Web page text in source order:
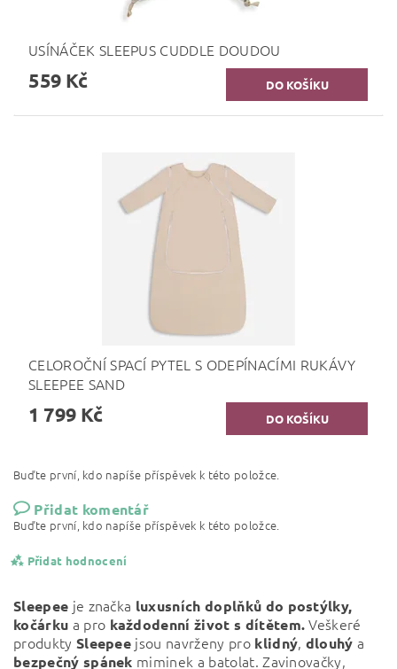
USÍNÁČEK SLEEPUS CUDDLE DOUDOU
559 Kč
CELOROČNÍ SPACÍ PYTEL S ODEPÍNACÍMI RUKÁVY
SLEEPEE SAND
1 799 Kč
Buďte první, kdo napíše příspěvek k této položce.
Přidat komentář
Buďte první, kdo napíše příspěvek k této položce.
Přidat hodnocení
Sleepee je značka luxusních doplňků do postýlky,
kočárku a pro každodenní život s dítětem.Veškeré
produkty Sleepee jsou navrženy pro klidný, dlouhý a
bezpečný spánek miminek a batolat. Zavinovačky,